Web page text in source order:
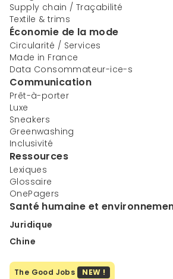
Supply chain / Traçabilité
Textile & trims
Économie de la mode
Circularité / Services
Made in France
Data Consommateur-ice-s
Communication
Prêt-à-porter
Luxe
Sneakers
Greenwashing
Inclusivité
Ressources
Lexiques
Glossaire
OnePagers
Santé humaine et
Juridique
Chine
The Good Jobs NEW !